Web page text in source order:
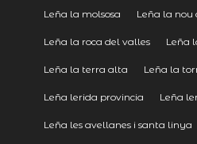
Leña la molsosa Leña la nou
Leña la roca del valles Leña
Leña la terra alta Leña la
Leña lerida provincia Leña
Leña les avellanes i santa linya